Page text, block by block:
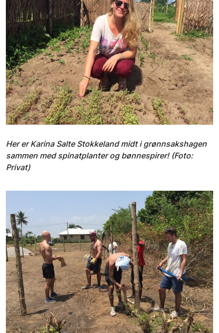
Her er Karina Salte Stokkeland midt i grønnsakshagen
sammen med spinatplanter og bønnespirer! (Foto:
Privat)